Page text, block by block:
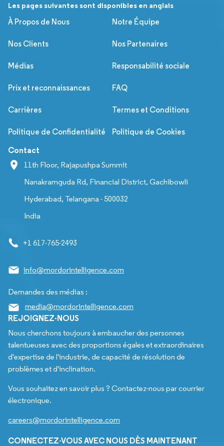
Les pages suivantes sont disponibles en anglais
À Propos de Nous
Notre Équipe
Nos Clients Nos Partenaires
Médias Responsabilité sociale
Prix et reconnaissances FAQ
Carrières Termes et Conditions
Politique de Confidentialité Politique de Cookies
Contact
11th Floor, Rajapushpa Summit
Nanakramguda Rd, Financial District, Gachibowli
Hyderabad, Telangana - 500032
India
+1 617-765-2493
info@mordorintelligence.com
Demandes des médias :
media@mordorintelligence.com
REJOIGNEZ-NOUS
Nous cherchons toujours à embaucher des personnes
talentueuses avec des proportions égales et extraordinaires
d'expertise de l'industrie, de capacité de résolution de
problèmes et d'inclination.
Vous souhaitez en savoir plus ? Contactez-nous par courrier
électronique.
careers@mordorintelligence.com
CONNECTEZ-VOUS AVEC NOUS DÈS MAINTENANT